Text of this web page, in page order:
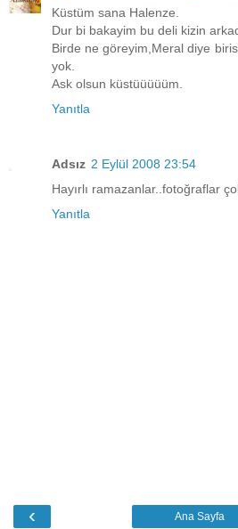
Küstüm sana Halenze.
Dur bi bakayim bu deli kizin
Birde ne göreyim,Meral diye
yok.
Ask olsun küstüüüüüm.
Yanıtla
Adsız 2 Eylül 2008 23:54
Hayırlı ramazanlar..fotoğraflar
Yanıtla
‹ Ana Sayfa